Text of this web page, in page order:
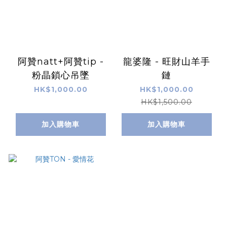
阿贊natt+阿贊tip -
粉晶鎖心吊墜
HK$1,000.00
加入購物車
龍婆隆 - 旺財山羊手
鏈
HK$1,000.00
HK$1,500.00
加入購物車